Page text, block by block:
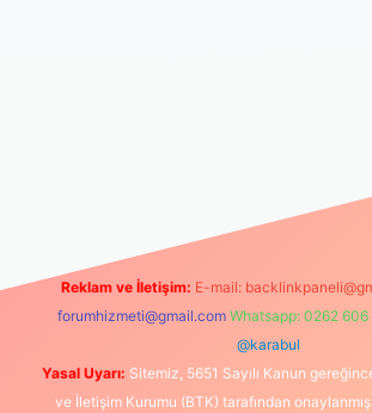
Reklam ve İletişim: E-mail:
forumhizmeti@gmail.com Whatsapp: 0262 606
@karabul
Yasal Uyarı: Sitemiz, 5651 Sayılı Kanun
ve İletişim Kurumu (BTK) tarafından onaylanmış